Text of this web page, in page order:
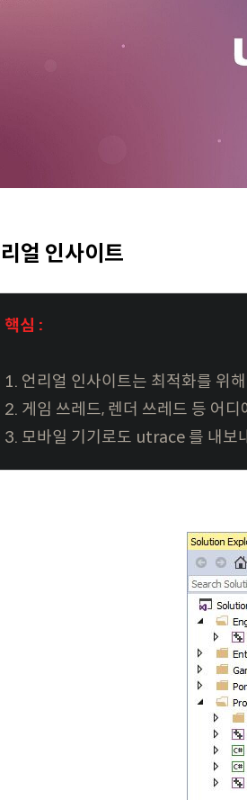
얼 인사이트
핵심 :
1. 언리얼 인사이트는 최적화를 위
2. 게임 쓰레드, 렌더 쓰레드 등 어
3. 모바일 기기로도 utrace 를 내보